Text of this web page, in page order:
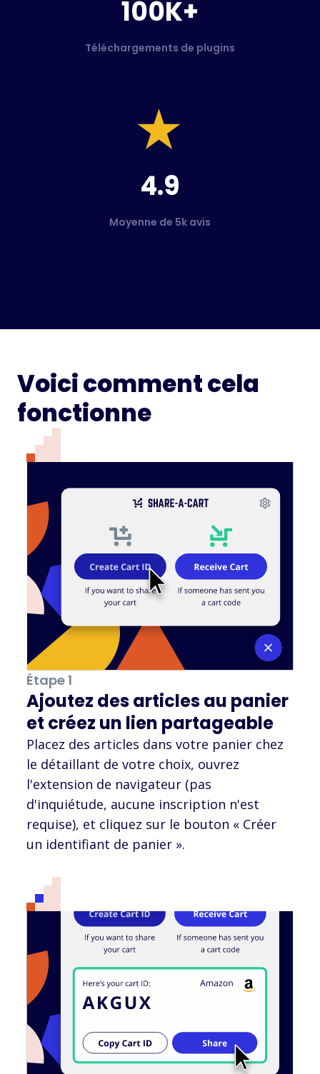
100K+
Téléchargements de plugins
4.9
Moyenne de 5k avis
Voici comment cela
fonctionne
Étape 1
Ajoutez des articles au panier
et créez un lien partageable
Placez des articles dans votre panier chez
le détaillant de votre choix, ouvrez
l'extension de navigateur (pas
d'inquiétude, aucune inscription n'est
requise), et cliquez sur le bouton « Créer
un identifiant de panier ».